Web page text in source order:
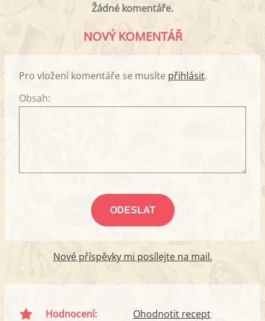
Žádné komentáře.
NOVÝ KOMENTÁŘ
Pro vložení komentáře se musíte přihlásit.
Obsah:
Nové příspěvky mi posílejte na mail.
Hodnocení: Ohodnotit recept